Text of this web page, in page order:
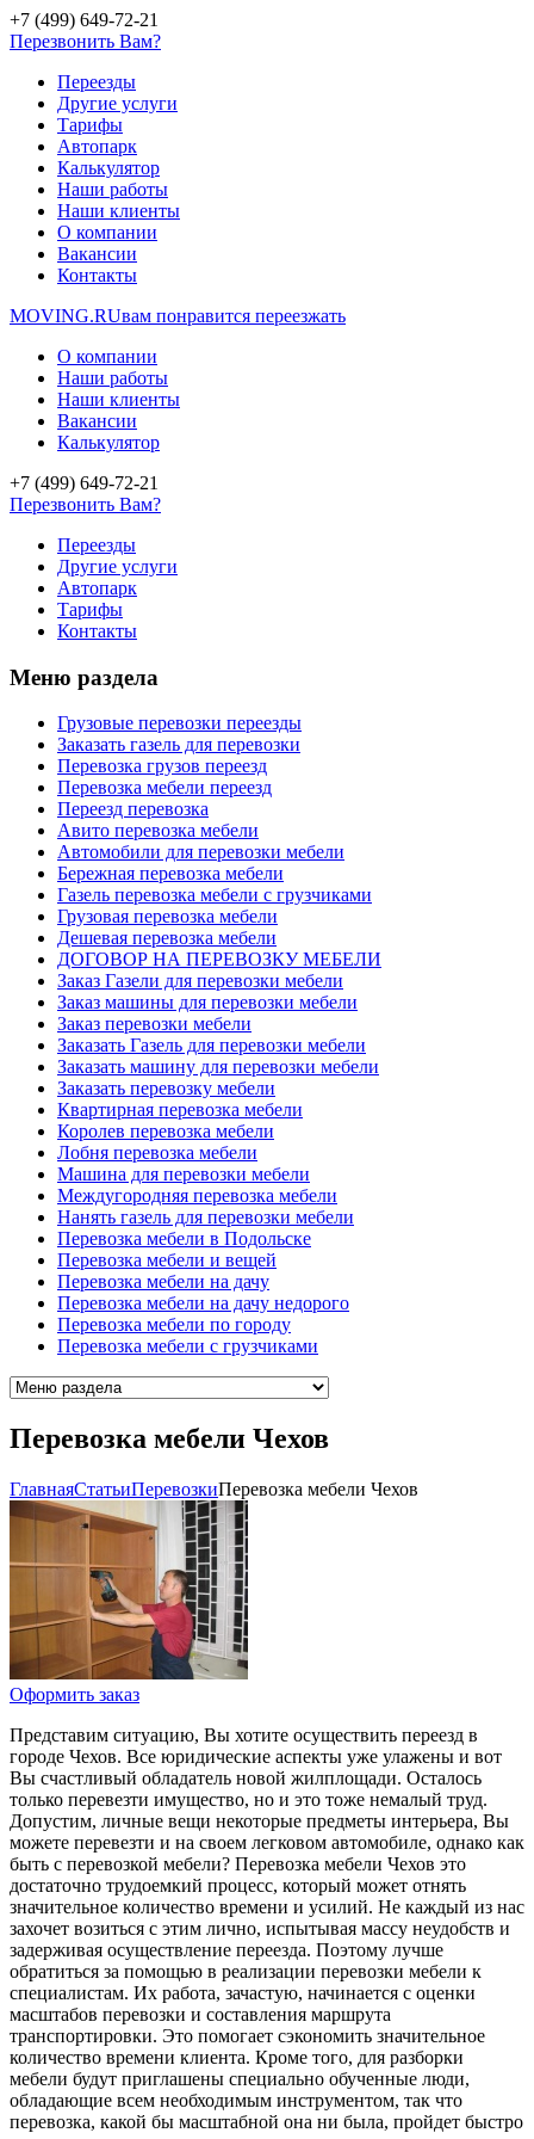
+7 (499) 649-72-21
Перезвонить Вам?
Переезды
Другие услуги
Тарифы
Автопарк
Калькулятор
Наши работы
Наши клиенты
О компании
Вакансии
Контакты
MOVING.RUвам понравится переезжать
О компании
Наши работы
Наши клиенты
Вакансии
Калькулятор
+7 (499) 649-72-21
Перезвонить Вам?
Переезды
Другие услуги
Автопарк
Тарифы
Контакты
Меню раздела
Грузовые перевозки переезды
Заказать газель для перевозки
Перевозка грузов переезд
Перевозка мебели переезд
Переезд перевозка
Авито перевозка мебели
Автомобили для перевозки мебели
Бережная перевозка мебели
Газель перевозка мебели с грузчиками
Грузовая перевозка мебели
Дешевая перевозка мебели
ДОГОВОР НА ПЕРЕВОЗКУ МЕБЕЛИ
Заказ Газели для перевозки мебели
Заказ машины для перевозки мебели
Заказ перевозки мебели
Заказать Газель для перевозки мебели
Заказать машину для перевозки мебели
Заказать перевозку мебели
Квартирная перевозка мебели
Королев перевозка мебели
Лобня перевозка мебели
Машина для перевозки мебели
Междугородняя перевозка мебели
Нанять газель для перевозки мебели
Перевозка мебели в Подольске
Перевозка мебели и вещей
Перевозка мебели на дачу
Перевозка мебели на дачу недорого
Перевозка мебели по городу
Перевозка мебели с грузчиками
Перевозка мебели Чехов
ГлавнаяCтатьиПеревозкиПеревозка мебели Чехов
Оформить заказ
Представим ситуацию, Вы хотите осуществить переезд в
городе Чехов. Все юридические аспекты уже улажены и вот
Вы счастливый обладатель новой жилплощади. Осталось
только перевезти имущество, но и это тоже немалый труд.
Допустим, личные вещи некоторые предметы интерьера, Вы
можете перевезти и на своем легковом автомобиле, однако как
быть с перевозкой мебели? Перевозка мебели Чехов это
достаточно трудоемкий процесс, который может отнять
значительное количество времени и усилий. Не каждый из нас
захочет возиться с этим лично, испытывая массу неудобств и
задерживая осуществление переезда. Поэтому лучше
обратиться за помощью в реализации перевозки мебели к
специалистам. Их работа, зачастую, начинается с оценки
масштабов перевозки и составления маршрута
транспортировки. Это помогает сэкономить значительное
количество времени клиента. Кроме того, для разборки
мебели будут приглашены специально обученные люди,
обладающие всем необходимым инструментом, так что
перевозка, какой бы масштабной она ни была, пройдет быстро